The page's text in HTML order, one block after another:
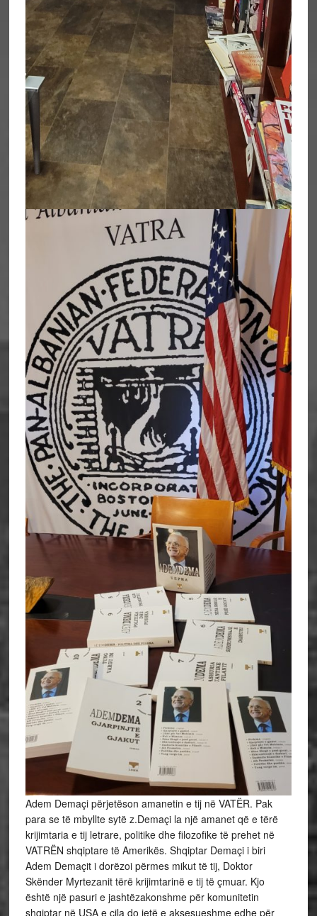
Adem Demaçi përjetëson amanetin e tij në VATËR. Pak
para se të mbyllte sytë z.Demaçi la një amanet që e tërë
krijimtaria e tij letrare, politike dhe filozofike të prehet në
VATRËN shqiptare të Amerikës. Shqiptar Demaçi i biri
Adem Demaçit i dorëzoi përmes mikut të tij, Doktor
Skënder Myrtezanit tërë krijimtarinë e tij të çmuar. Kjo
është një pasuri e jashtëzakonshme për komunitetin
shqiptar në USA e cila do jetë e aksesueshme edhe për